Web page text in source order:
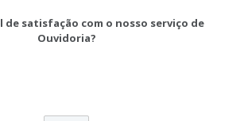
de satisfação com o nosso serviço de
Ouvidoria?